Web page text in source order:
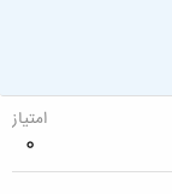
امتیاز
0